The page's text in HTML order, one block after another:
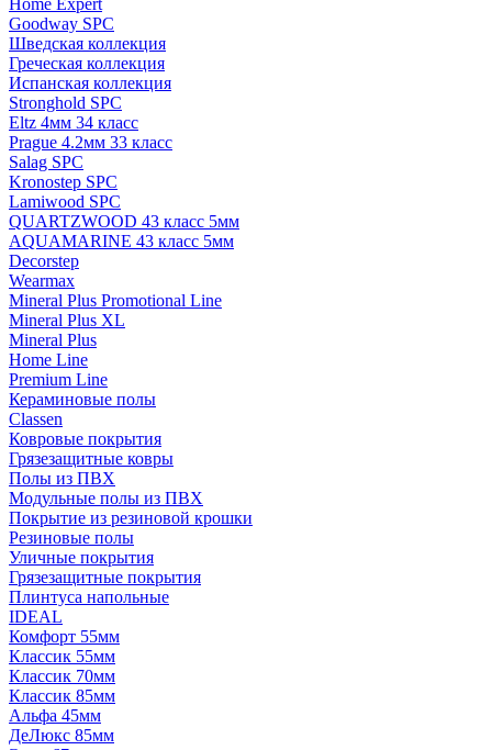
Home Expert
Goodway SPC
Шведская коллекция
Греческая коллекция
Испанская коллекция
Stronghold SPC
Eltz 4мм 34 класс
Prague 4.2мм 33 класс
Salag SPC
Kronostep SPC
Lamiwood SPC
QUARTZWOOD 43 класс 5мм
AQUAMARINE 43 класс 5мм
Decorstep
Wearmax
Mineral Plus Promotional Line
Mineral Plus XL
Mineral Plus
Home Line
Premium Line
Кераминовые полы
Classen
Ковровые покрытия
Грязезащитные ковры
Полы из ПВХ
Модульные полы из ПВХ
Покрытие из резиновой крошки
Резиновые полы
Уличные покрытия
Грязезащитные покрытия
Плинтуса напольные
IDEAL
Комфорт 55мм
Классик 55мм
Классик 70мм
Классик 85мм
Альфа 45мм
ДеЛюкс 85мм